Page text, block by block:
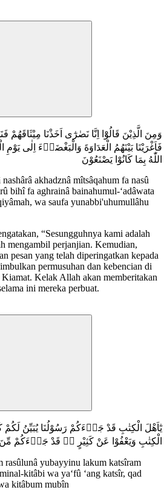
وَمِنَ الَّذِيْنَ قَالُوْٓا اِنَّا نَصٰرٰٓى اَخَذْنَا
فَاَغْرَيْنَا بَيْنَهُمُ الْعَدَاوَةَ وَالْبَغْضَاۤءَ اِلٰى
اللّٰهُ بِمَا كَانُوْا يَصْنَعُوْنَ
akhadznâ mîtsâqahum fa nasû
bihî fa aghrainâ bainahumul-‘adâwata
wa saufa yunabbi'uhumullâhu
“Sesungguhnya kami adalah
mengambil perjanjian. Kemudian,
pesan yang telah diperingatkan kepada
permusuhan dan kebencian di
Kelak Allah akan memberitakan
ini mereka perbuat.
يٰٓاَهْلَ الْكِتٰبِ قَدْ جَاۤءَكُمْ رَسُوْلُنَا يُبَيِّنُ لَكُمْ
الْكِتٰبِ وَيَعْفُوْا عَنْ كَثِيْرٍ ەۗ قَدْ جَاۤءَكُمْ
rasûlunâ yubayyinu lakum katsîram
kitâbi wa ya‘fû ‘ang katsîr, qad
kitâbum mubîn